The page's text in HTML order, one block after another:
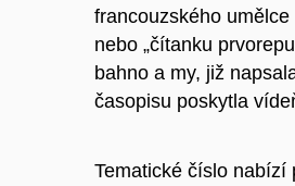
francouzského
nebo „čítanku
bahno a my, již
časopisu poskytla
Tematické číslo nabízí